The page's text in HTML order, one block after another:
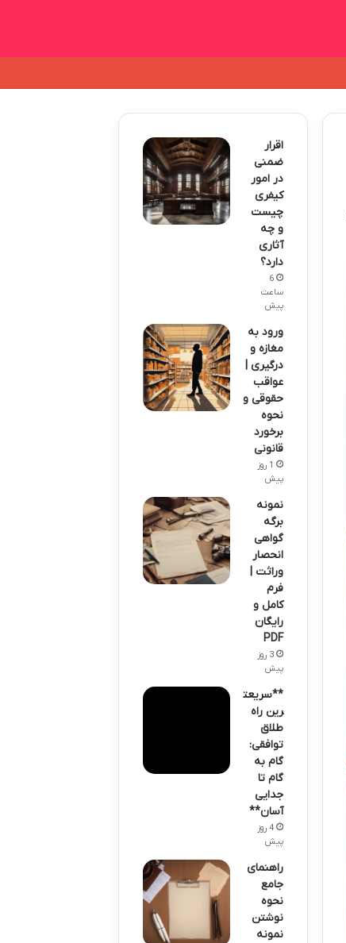
اقرار
ضمنی
در امور
کیفری
چیست
و چه
آثاری
دارد؟
6
ساعت
پیش
ورود به
مغازه و
درگیری |
عواقب
حقوقی و
نحوه
برخورد
قانونی
1 روز
پیش
نمونه
برگه
گواهی
انحصار
وراثت |
فرم
کامل و
رایگان
PDF
3 روز
پیش
**سریعت
رین راه
طلاق
توافقی:
گام به
گام تا
جدایی
آسان**
4 روز
پیش
راهنمای
جامع
نحوه
نوشتن
نمونه